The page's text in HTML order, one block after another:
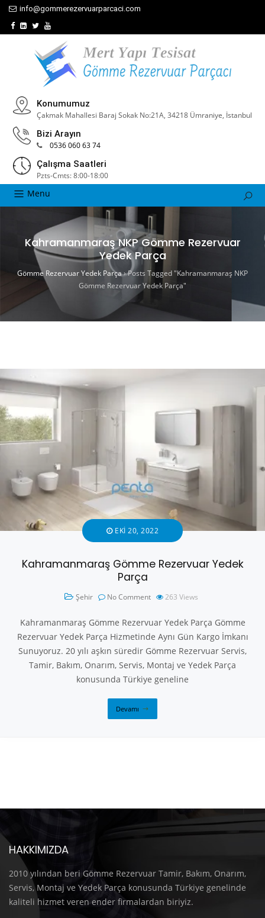
info@gommerezervuarparcaci.com
Konumumuz
Çakmak Mahallesi Baraj Sokak No:21A, 34218 Ümraniye, İstanbul
Bizi Arayın
0536 060 63 74
Çalışma Saatleri
Pzts-Cmts: 8:00-18:00
Menu
Kahramanmaraş NKP Gömme Rezervuar
Yedek Parça
Gömme Rezervuar Yedek Parça›Posts Tagged "Kahramanmaraş NKP
Gömme Rezervuar Yedek Parça"
EKI 20, 2022
Kahramanmaraş Gömme Rezervuar Yedek
Parça
Şehir No Comment 263 Views
Kahramanmaraş Gömme Rezervuar Yedek Parça Gömme
Rezervuar Yedek Parça Hizmetinde Aynı Gün Kargo İmkanı
Sunuyoruz. 20 yılı aşkın süredir Gömme Rezervuar Servis,
Tamir, Bakım, Onarım, Servis, Montaj ve Yedek Parça
konusunda Türkiye geneline
Devamı
HAKKIMIZDA
2010 yılından beri Gömme Rezervuar Tamir, Bakım, Onarım,
Servis, Montaj ve Yedek Parça konusunda Türkiye genelinde
kaliteli hizmet veren ender firmalardan biriyiz.